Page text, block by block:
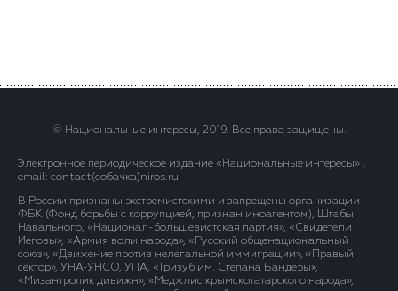
© Национальные интересы, 2019. Все права защищены.
Электронное периодическое издание «Национальные интересы» .
email: contact(сoбaчка)niros.ru
В России признаны экстремистскими и запрещены организации
ФБК (Фонд борьбы с коррупцией, признан иноагентом), Штабы
Навального, «Национал-большевистская партия», «Свидетели
Иеговы», «Армия воли народа», «Русский общенациональный
союз», «Движение против нелегальной иммиграции», «Правый
сектор», УНА-УНСО, УПА, «Тризуб им. Степана Бандеры»,
«Мизантропик дивижн», «Меджлис крымскотатарского народа»,